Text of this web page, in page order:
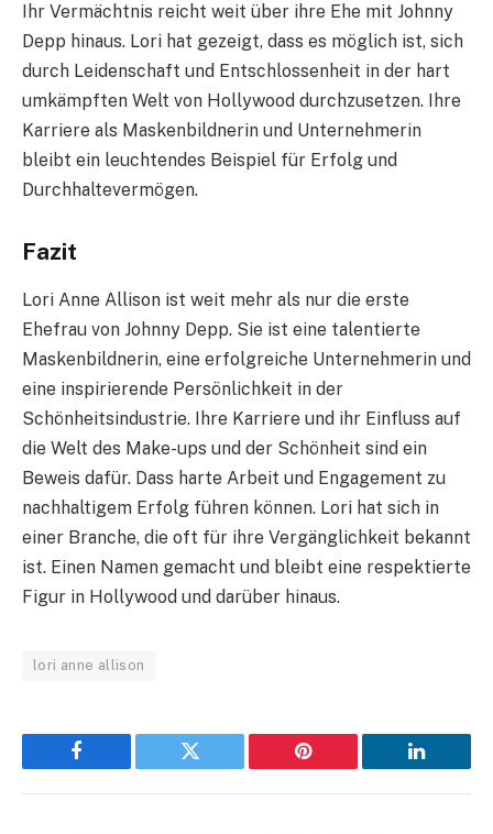
Ihr Vermächtnis reicht weit über ihre Ehe mit Johnny
Depp hinaus. Lori hat gezeigt, dass es möglich ist, sich
durch Leidenschaft und Entschlossenheit in der hart
umkämpften Welt von Hollywood durchzusetzen. Ihre
Karriere als Maskenbildnerin und Unternehmerin
bleibt ein leuchtendes Beispiel für Erfolg und
Durchhaltevermögen.
Fazit
Lori Anne Allison ist weit mehr als nur die erste
Ehefrau von Johnny Depp. Sie ist eine talentierte
Maskenbildnerin, eine erfolgreiche Unternehmerin und
eine inspirierende Persönlichkeit in der
Schönheitsindustrie. Ihre Karriere und ihr Einfluss auf
die Welt des Make-ups und der Schönheit sind ein
Beweis dafür. Dass harte Arbeit und Engagement zu
nachhaltigem Erfolg führen können. Lori hat sich in
einer Branche, die oft für ihre Vergänglichkeit bekannt
ist. Einen Namen gemacht und bleibt eine respektierte
Figur in Hollywood und darüber hinaus.
lori anne allison
Facebook Twitter Pinterest LinkedIn